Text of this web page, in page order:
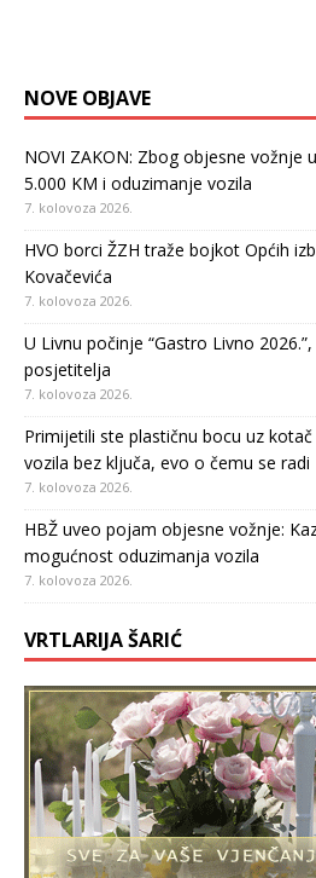
NOVE OBJAVE
NOVI ZAKON: Zbog objesne vožnje
5.000 KM i oduzimanje vozila
7. kolovoza 2026.
HVO borci ŽZH traže bojkot Općih
Kovačevića
7. kolovoza 2026.
U Livnu počinje “Gastro Livno
posjetitelja
7. kolovoza 2026.
Primijetili ste plastičnu bocu uz
vozila bez ključa, evo o čemu se radi
7. kolovoza 2026.
HBŽ uveo pojam objesne vožnje:
mogućnost oduzimanja vozila
7. kolovoza 2026.
VRTLARIJA ŠARIĆ